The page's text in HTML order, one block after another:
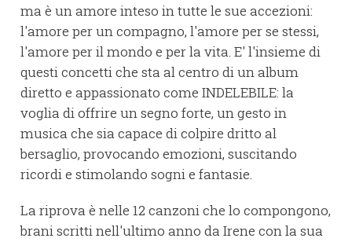
ma è un amore inteso in tutte le sue accezioni:
l'amore per un compagno, l'amore per se stessi,
l'amore per il mondo e per la vita. E' l'insieme di
questi concetti che sta al centro di un album
diretto e appassionato come INDELEBILE: la
voglia di offrire un segno forte, un gesto in
musica che sia capace di colpire dritto al
bersaglio, provocando emozioni, suscitando
ricordi e stimolando sogni e fantasie.
La riprova è nelle 12 canzoni che lo compongono,
brani scritti nell'ultimo anno da Irene con la sua